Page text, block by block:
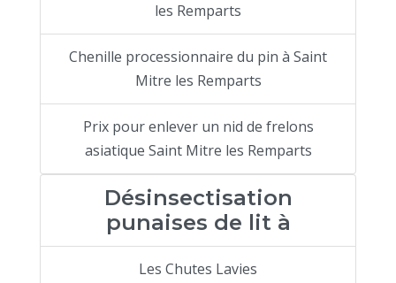
les Remparts
Chenille processionnaire du pin à Saint
Mitre les Remparts
Prix pour enlever un nid de frelons
asiatique Saint Mitre les Remparts
Désinsectisation
punaises de lit à
Les Chutes Lavies